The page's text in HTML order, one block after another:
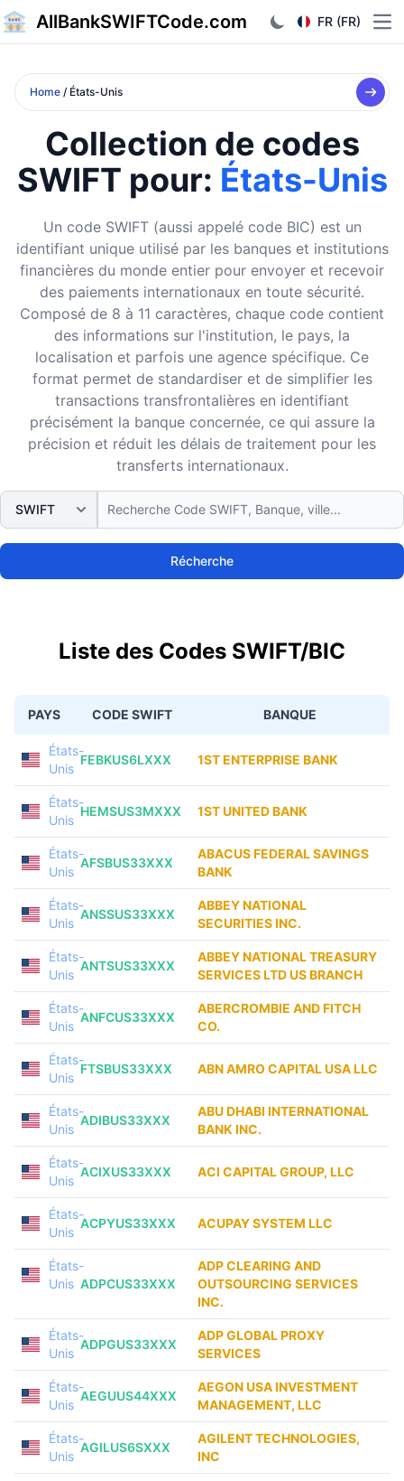
AllBankSWIFTCode.com FR (FR)
Home / États-Unis
Collection de codes
SWIFT pour: États-Unis
Un code SWIFT (aussi appelé code BIC) est un
identifiant unique utilisé par les banques et institutions
financières du monde entier pour envoyer et recevoir
des paiements internationaux en toute sécurité.
Composé de 8 à 11 caractères, chaque code contient
des informations sur l'institution, le pays, la
localisation et parfois une agence spécifique. Ce
format permet de standardiser et de simplifier les
transactions transfrontalières en identifiant
précisément la banque concernée, ce qui assure la
précision et réduit les délais de traitement pour les
transferts internationaux.
Récherche
Liste des Codes SWIFT/BIC
PAYS CODE SWIFT BANQUE
États-
Unis
FEBKUS6LXXX 1ST ENTERPRISE BANK
États-
Unis
HEMSUS3MXXX 1ST UNITED BANK
États-
Unis
AFSBUS33XXX
ABACUS FEDERAL SAVINGS
BANK
États-
Unis
ANSSUS33XXX
ABBEY NATIONAL
SECURITIES INC.
États-
Unis
ANTSUS33XXX
ABBEY NATIONAL TREASURY
SERVICES LTD US BRANCH
États-
Unis
ANFCUS33XXX
ABERCROMBIE AND FITCH
CO.
États-
Unis
FTSBUS33XXX ABN AMRO CAPITAL USA LLC
États-
Unis
ADIBUS33XXX
ABU DHABI INTERNATIONAL
BANK INC.
États-
Unis
ACIXUS33XXX ACI CAPITAL GROUP, LLC
États-
Unis
ACPYUS33XXX ACUPAY SYSTEM LLC
États-
Unis ADPCUS33XXX
ADP CLEARING AND
OUTSOURCING SERVICES
INC.
États-
Unis
ADPGUS33XXX
ADP GLOBAL PROXY
SERVICES
États-
Unis
AEGUUS44XXX
AEGON USA INVESTMENT
MANAGEMENT, LLC
États-
Unis
AGILUS6SXXX
AGILENT TECHNOLOGIES,
INC